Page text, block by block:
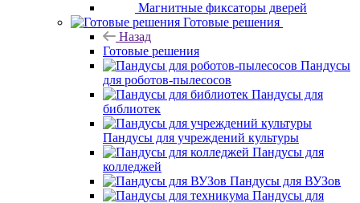
Магнитные фиксаторы дверей
Готовые решения
Назад
Готовые решения
Пандусы
для роботов-пылесосов
Пандусы для
библиотек
Пандусы для учреждений культуры
Пандусы для
колледжей
Пандусы для ВУЗов
Пандусы для